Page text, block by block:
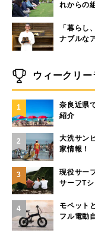
れからの
「暮ら
ナブルな
ウィークリ
1
奈良近県
紹介
2
大洗サン
家情報！
3
現役サー
サーフT
4
モペット
フル電動